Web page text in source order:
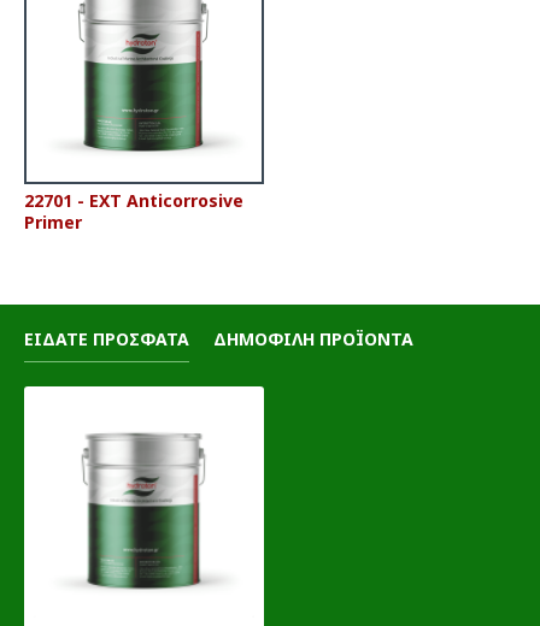
22701 - EXT Anticorrosive
Primer
ΕΙΔΑΤΕ ΠΡΟΣΦΑΤΑ ΔΗΜΟΦΙΛΗ ΠΡΟΪΟΝΤΑ